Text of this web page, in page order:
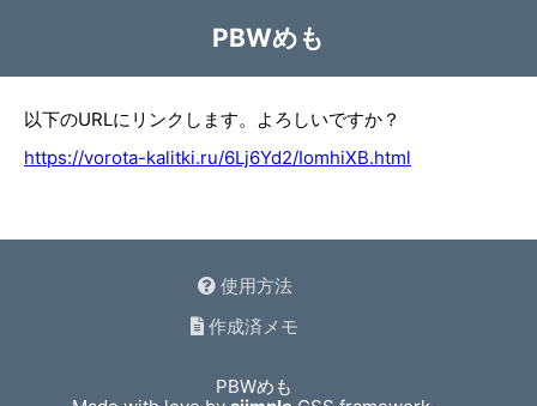
PBWめも
以下のURLにリンクします。よろしいですか？
https://vorota-kalitki.ru/6Lj6Yd2/IomhiXB.html
使用方法
作成済メモ
PBWめも